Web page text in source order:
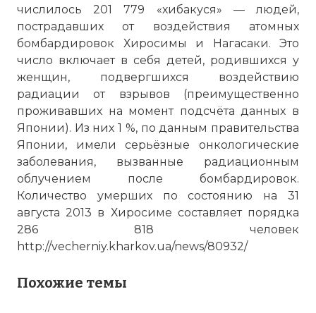
числилось 201 779 «хибакуся» — людей,
пострадавших от воздействия атомных
бомбардировок Хиросимы и Нагасаки. Это
число включает в себя детей, родившихся у
женщин, подвергшихся воздействию
радиации от взрывов (преимущественно
проживавших на момент подсчёта данных в
Японии). Из них 1 %, по данным правительства
Японии, имели серьёзные онкологические
заболевания, вызванные радиационным
облучением после бомбардировок.
Количество умерших по состоянию на 31
августа 2013 в Хиросиме составляет порядка
286 818 человек
http://vecherniy.kharkov.ua/news/80932/
Похожие темы